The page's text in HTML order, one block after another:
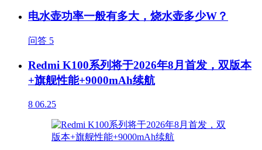
电水壶功率一般有多大，烧水壶多少W？
问答 5
Redmi K100系列将于2026年8月首发，双版本
+旗舰性能+9000mAh续航
8 06.25